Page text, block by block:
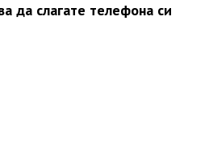
да слагате телефона си